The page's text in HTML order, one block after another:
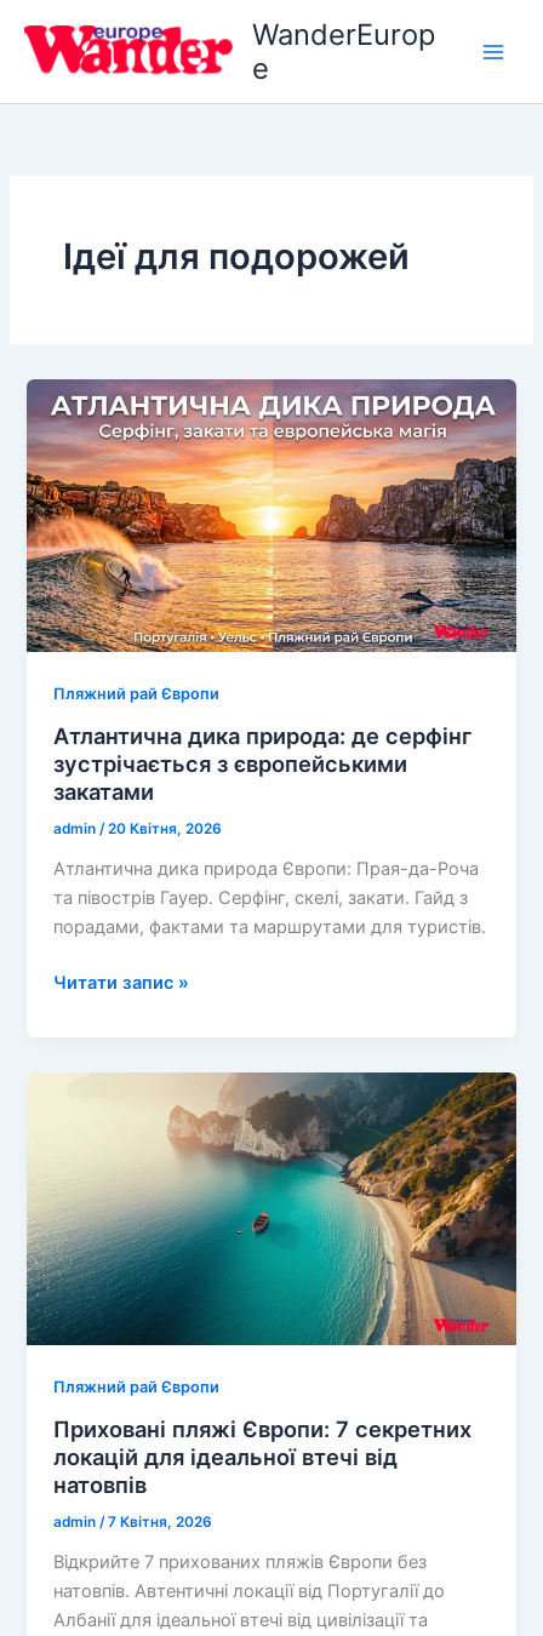
вмісту
WanderEurop
e
Ідеї для подорожей
Пляжний рай Європи
Атлантична дика природа: де серфінг
зустрічається з європейськими
закатами
admin/20 Квітня, 2026
Атлантична дика природа Європи: Прая-да-Роча
та півострів Гауер. Серфінг, скелі, закати. Гайд з
порадами, фактами та маршрутами для туристів.
Атлантична
де
зустрічається
закатами
Читати запис »
Пляжний рай Європи
Приховані пляжі Європи: 7 секретних
локацій для ідеальної втечі від
натовпів
admin/7 Квітня, 2026
Відкрийте 7 прихованих пляжів Європи без
натовпів. Автентичні локації від Португалії до
Албанії для ідеальної втечі від цивілізації та